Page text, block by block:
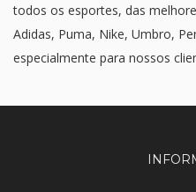
todos os esportes, das
Adidas, Puma, Nike, Umbro,
especialmente para nossos